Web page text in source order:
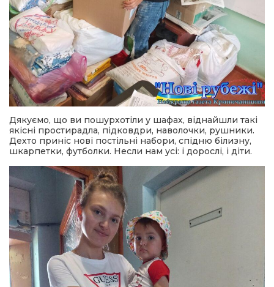
Дякуємо, що ви пошурхотіли у шафах, віднайшли такі
якісні простирадла, підковдри, наволочки, рушники.
Дехто приніс нові постільні набори, спідню білизну,
шкарпетки, футболки. Несли нам усі: і дорослі, і діти.